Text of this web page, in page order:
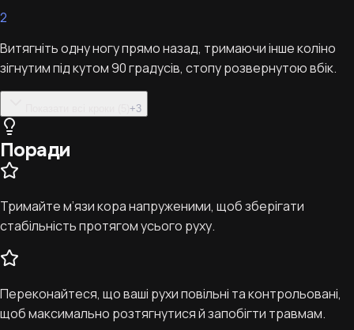
2
Витягніть одну ногу прямо назад, тримаючи інше коліно
зігнутим під кутом 90 градусів, стопу розвернутою вбік.
+3
Поради
Тримайте м’язи кора напруженими, щоб зберігати
стабільність протягом усього руху.
Переконайтеся, що ваші рухи повільні та контрольовані,
щоб максимально розтягнутися й запобігти травмам.